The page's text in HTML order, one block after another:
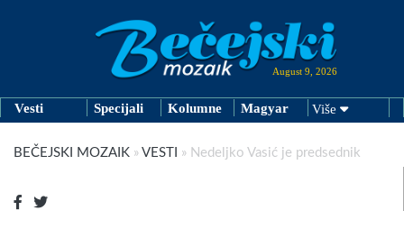
August 9, 2026
Vesti Specijali Kolumne Magyar Više
BEČEJSKI MOZAIK » VESTI » Nedeljko Vasić je predsednik